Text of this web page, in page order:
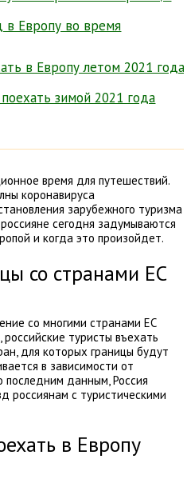
в Европу во время
в Европу летом 2021 года
зимой 2021 года
время для путешествий.
коронавируса
зарубежного туризма
сегодня задумываются
и когда это произойдет.
со странами ЕС
со многими странами ЕС
российские туристы въехать
для которых границы будут
в зависимости от
последним данным, Россия
россиянам с туристическими
в Европу